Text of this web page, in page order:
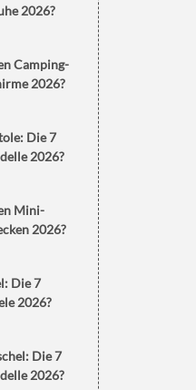
2026?
Camping-
2026?
Die 7
2026?
Mini-
2026?
Die 7
2026?
Die 7
2026?